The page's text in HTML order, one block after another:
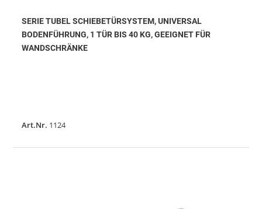
SERIE TUBEL SCHIEBETÜRSYSTEM, UNIVERSAL
BODENFÜHRUNG, 1 TÜR BIS 40 KG, GEEIGNET FÜR
WANDSCHRÄNKE
Art.Nr. 1124